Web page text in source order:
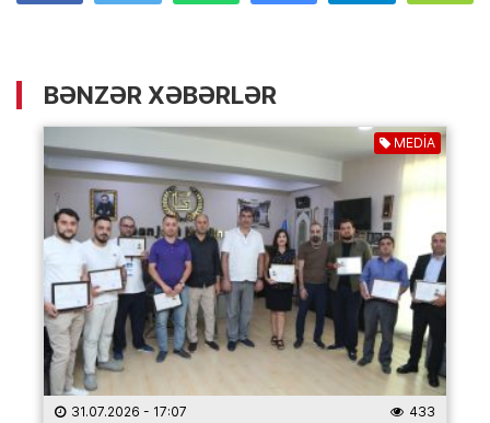
BƏNZƏR XƏBƏRLƏR
MEDİA
31.07.2026 - 17:07 433